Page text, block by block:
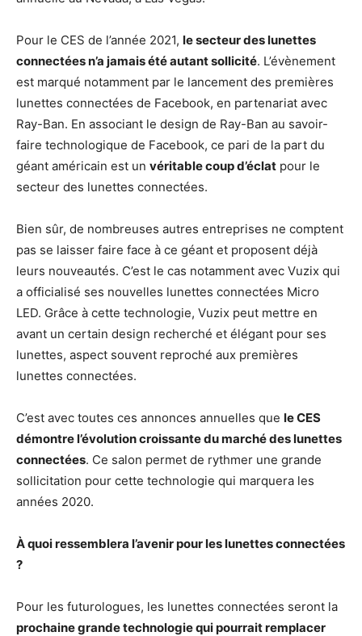
Pour le CES de l’année 2021, le secteur des lunettes
connectées n’a jamais été autant sollicité. L’évènement
est marqué notamment par le lancement des premières
lunettes connectées de Facebook, en partenariat avec
Ray-Ban. En associant le design de Ray-Ban au savoir-
faire technologique de Facebook, ce pari de la part du
géant américain est un véritable coup d’éclat pour le
secteur des lunettes connectées.
Bien sûr, de nombreuses autres entreprises ne comptent
pas se laisser faire face à ce géant et proposent déjà
leurs nouveautés. C’est le cas notamment avec Vuzix qui
a officialisé ses nouvelles lunettes connectées Micro
LED. Grâce à cette technologie, Vuzix peut mettre en
avant un certain design recherché et élégant pour ses
lunettes, aspect souvent reproché aux premières
lunettes connectées.
C’est avec toutes ces annonces annuelles que le CES
démontre l’évolution croissante du marché des lunettes
connectées. Ce salon permet de rythmer une grande
sollicitation pour cette technologie qui marquera les
années 2020.
À quoi ressemblera l’avenir pour les lunettes connectées
?
Pour les futurologues, les lunettes connectées seront la
prochaine grande technologie qui pourrait remplacer